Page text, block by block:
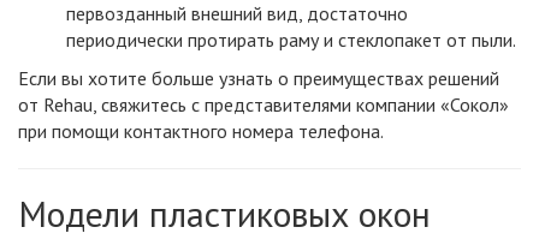
первозданный внешний вид, достаточно
периодически протирать раму и стеклопакет от пыли.
Если вы хотите больше узнать о преимуществах решений
от Rehau, свяжитесь с представителями компании «Сокол»
при помощи контактного номера телефона.
Модели пластиковых окон